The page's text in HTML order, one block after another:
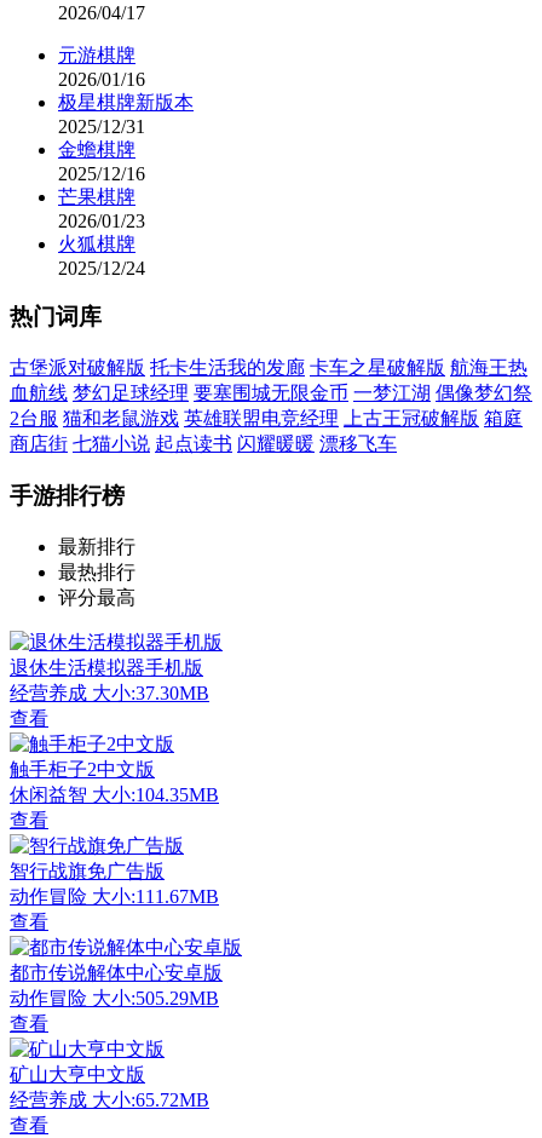
2026/04/17
元游棋牌
2026/01/16
极星棋牌新版本
2025/12/31
金蟾棋牌
2025/12/16
芒果棋牌
2026/01/23
火狐棋牌
2025/12/24
热门词库
古堡派对破解版 托卡生活我的发廊 卡车之星破解版 航海王热
血航线 梦幻足球经理 要塞围城无限金币 一梦江湖 偶像梦幻祭
2台服 猫和老鼠游戏 英雄联盟电竞经理 上古王冠破解版 箱庭
商店街 七猫小说 起点读书 闪耀暖暖 漂移飞车
手游排行榜
最新排行
最热排行
评分最高
退休生活模拟器手机版
经营养成 大小:37.30MB
查看
触手柜子2中文版
休闲益智 大小:104.35MB
查看
智行战旗免广告版
动作冒险 大小:111.67MB
查看
都市传说解体中心安卓版
动作冒险 大小:505.29MB
查看
矿山大亨中文版
经营养成 大小:65.72MB
查看